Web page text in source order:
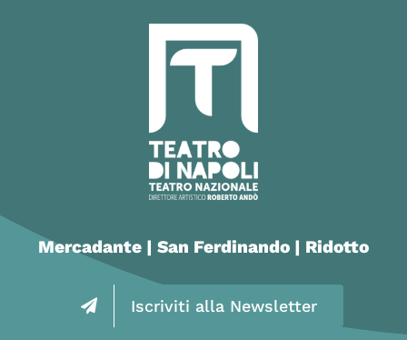
Mercadante | San Ferdinando | Ridotto
Iscriviti alla Newsletter